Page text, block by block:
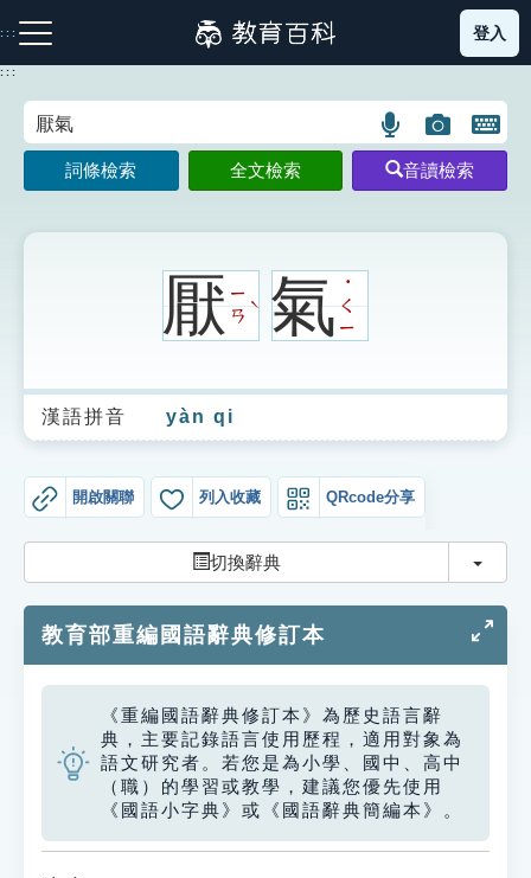
到
主
:::
注音索引圖示 筆畫索引圖示 部首索引表圖示
生字詞彙表
成語故事
索引選單
單字索引
生命大百科索引
遊戲專區
教學應用
登入
:::
語
言
搜
圖
片
搜
開
鍵
圖
詞條檢索 全文檢索 音讀檢索
厭ㄧ
ㄢ
ˋ 氣 ˙
ㄑ
ㄧ
漢語拼音 yàn qi
開啟關聯 列入收藏 QRcode分享
切換辭典 切換
教育部重編國語辭典修訂本
《重編國語辭典修訂本》為歷史語言辭
典，主要記錄語言使用歷程，適用對象為
語文研究者。若您是為小學、國中、高中
（職）的學習或教學，建議您優先使用
《國語小字典》或《國語辭典簡編本》。